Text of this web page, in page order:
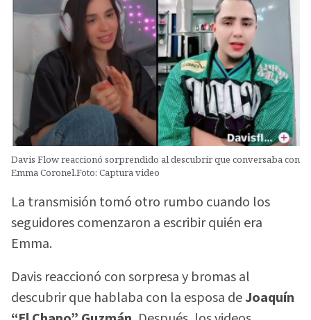
Davis Flow reaccionó sorprendido al descubrir que conversaba con
Emma Coronel.Foto: Captura video
La transmisión tomó otro rumbo cuando los
seguidores comenzaron a escribir quién era
Emma.
Davis reaccionó con sorpresa y bromas al
descubrir que hablaba con la esposa deJoaquín